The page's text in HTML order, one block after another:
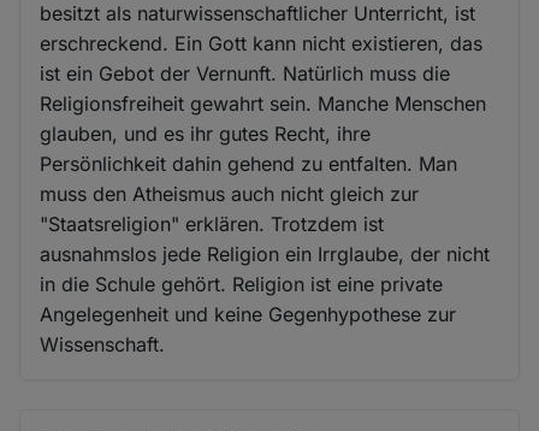
besitzt als naturwissenschaftlicher Unterricht, ist
erschreckend. Ein Gott kann nicht existieren, das
ist ein Gebot der Vernunft. Natürlich muss die
Religionsfreiheit gewahrt sein. Manche Menschen
glauben, und es ihr gutes Recht, ihre
Persönlichkeit dahin gehend zu entfalten. Man
muss den Atheismus auch nicht gleich zur
"Staatsreligion" erklären. Trotzdem ist
ausnahmslos jede Religion ein Irrglaube, der nicht
in die Schule gehört. Religion ist eine private
Angelegenheit und keine Gegenhypothese zur
Wissenschaft.